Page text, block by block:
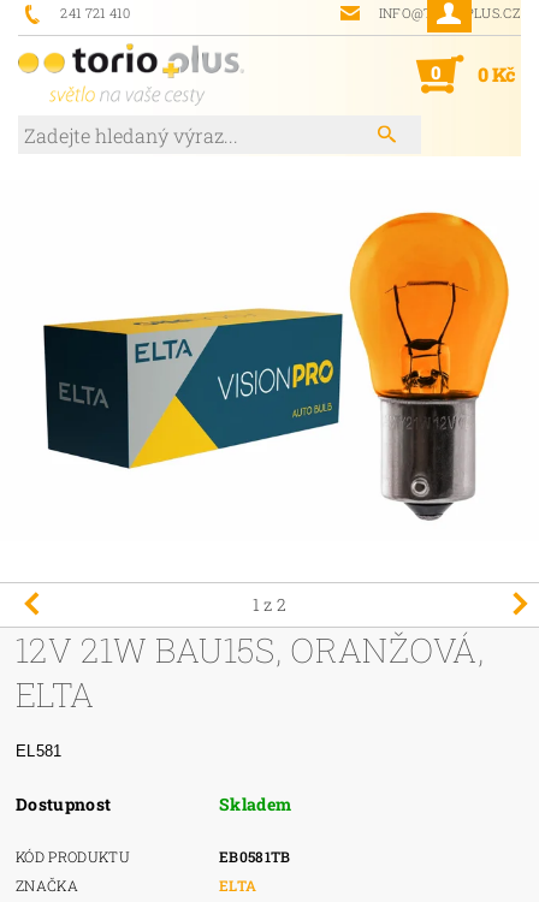
241 721 410 INFO@TORIOPLUS.CZ
0 0 Kč
1 z 2
12V 21W BAU15S, ORANŽOVÁ,
ELTA
EL581
Dostupnost Skladem
KÓD PRODUKTU
EB0581TB
ZNAČKA
ELTA